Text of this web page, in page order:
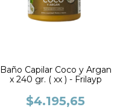
Baño Capilar Coco y Argan
x 240 gr. ( xx ) - Frilayp
$4.195,65